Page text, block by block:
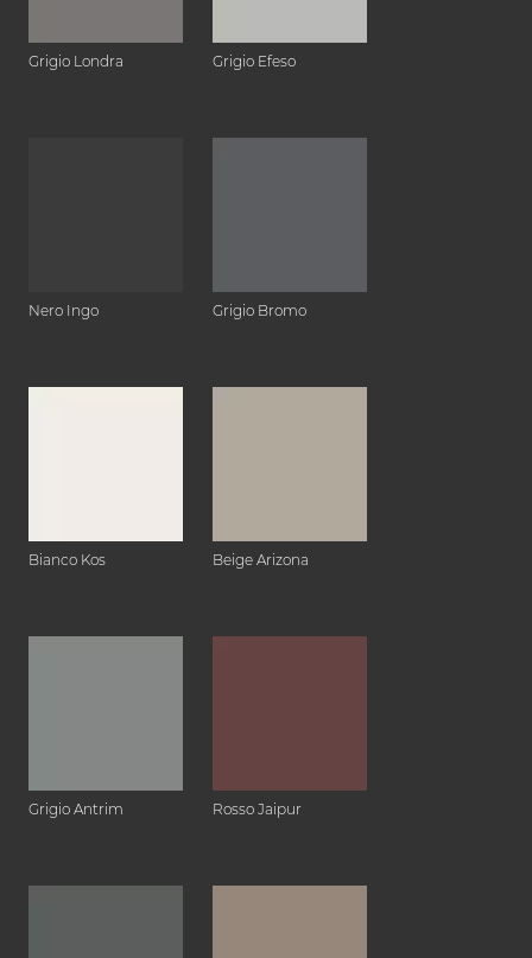
Grigio Londra Grigio Efeso
Nero Ingo Grigio Bromo
Bianco Kos Beige Arizona
Grigio Antrim Rosso Jaipur